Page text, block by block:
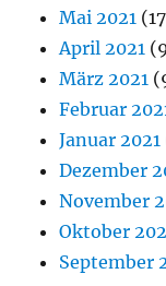
Mai 2021
April 2021
März 2021
Februar
Januar 2021
Dezember
November
Oktober
September